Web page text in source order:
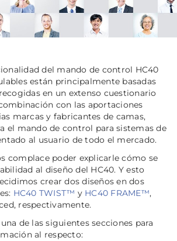
del mando de control HC40
están principalmente basadas
en un extenso cuestionario
con las aportaciones
marcas y fabricantes de camas,
el mando de control para sistemas de
al usuario de todo el mercado.
complace poder explicarle cómo se
al diseño del HC40. Y esto
crear dos diseños en dos
HC40 TWIST™ y HC40 FRAME™,
respectivamente.
de las siguientes secciones para
al respecto: